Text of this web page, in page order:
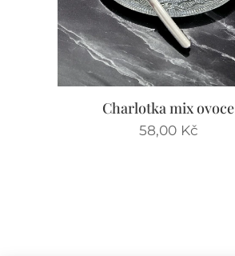
Charlotka mix ovoce
58,00Kč